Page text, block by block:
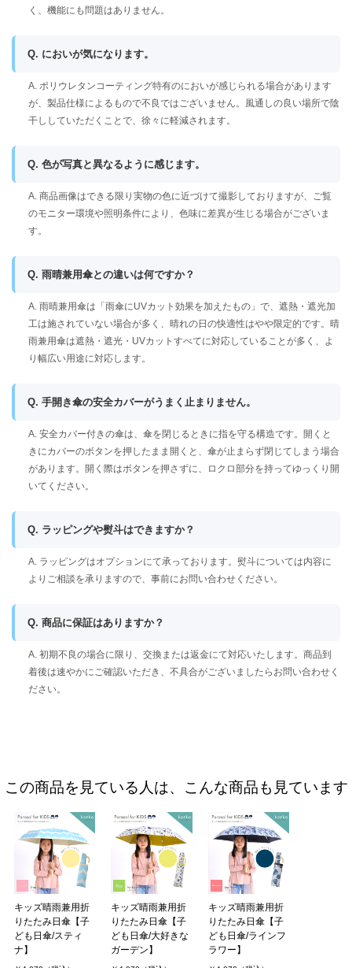
く、機能にも問題はありません。
Q. においが気になります。
A. ポリウレタンコーティング特有のにおいが感じられる場合があります
が、製品仕様によるもので不良ではございません。風通しの良い場所で陰
干ししていただくことで、徐々に軽減されます。
Q. 色が写真と異なるように感じます。
A. 商品画像はできる限り実物の色に近づけて撮影しておりますが、ご覧
のモニター環境や照明条件により、色味に差異が生じる場合がございま
す。
Q. 雨晴兼用傘との違いは何ですか？
A. 雨晴兼用傘は「雨傘にUVカット効果を加えたもの」で、遮熱・遮光加
工は施されていない場合が多く、晴れの日の快適性はやや限定的です。晴
雨兼用傘は遮熱・遮光・UVカットすべてに対応していることが多く、よ
り幅広い用途に対応します。
Q. 手開き傘の安全カバーがうまく止まりません。
A. 安全カバー付きの傘は、傘を閉じるときに指を守る構造です。開くと
きにカバーのボタンを押したまま開くと、傘が止まらず閉じてしまう場合
があります。開く際はボタンを押さずに、ロクロ部分を持ってゆっくり開
いてください。
Q. ラッピングや熨斗はできますか？
A. ラッピングはオプションにて承っております。熨斗については内容に
よりご相談を承りますので、事前にお問い合わせください。
Q. 商品に保証はありますか？
A. 初期不良の場合に限り、交換または返金にて対応いたします。商品到
着後は速やかにご確認いただき、不具合がございましたらお問い合わせく
ださい。
この商品を見ている人は、こんな商品も見ています
キッズ晴雨兼用折
りたたみ日傘【子
ども日傘/スティ
ナ】
キッズ晴雨兼用折
りたたみ日傘【子
ども日傘/大好きな
ガーデン】
キッズ晴雨兼用折
りたたみ日傘【子
ども日傘/ラインフ
ラワー】